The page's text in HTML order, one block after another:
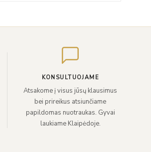
KONSULTUOJAME
Atsakome į visus jūsų klausimus
bei prireikus atsiunčiame
papildomas nuotraukas. Gyvai
laukiame Klaipėdoje.